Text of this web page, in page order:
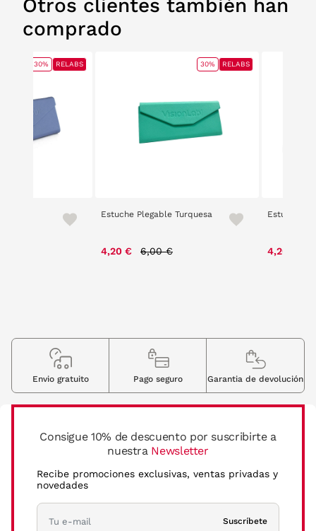
Otros clientes también han
comprado
30% RELABS
Estuche Plegable Turquesa
4,20 € 6,00 €
30% RELABS
Estuche
4,20 €
Consigue 10% de descuento por suscribirte a
nuestra Newsletter
Recibe promociones exclusivas, ventas privadas y
novedades
Suscríbete
Envio gratuito Pago seguro Garantia de devolución